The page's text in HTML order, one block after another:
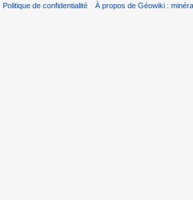
Politique de confidentialité À propos de Géowiki :